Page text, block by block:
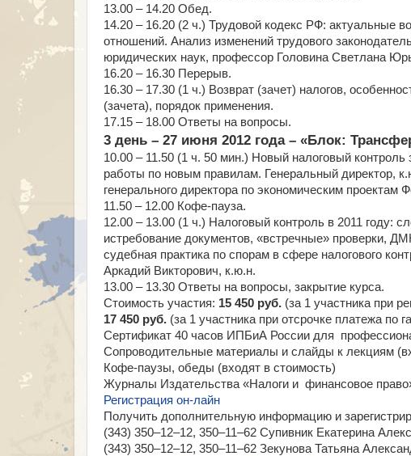
13.00 – 14.20 Обед.
14.20 – 16.20 (2 ч.) Трудовой кодекс РФ: актуальные
отношений. Анализ изменений трудового
юридических наук, профессор Головина Светлана
16.20 – 16.30 Перерыв.
16.30 – 17.30 (1 ч.) Возврат (зачет) налогов,
(зачета), порядок применения.
17.15 – 18.00 Ответы на вопросы.
3 день – 27 июня 2012 года – «Блок:
10.00 – 11.50 (1 ч. 50 мин.) Новый налоговый
работы по новым правилам. Генеральный директор,
генерального директора по экономическим проектам
11.50 – 12.00 Кофе-пауза.
12.00 – 13.00 (1 ч.) Налоговый контроль в 2011
истребование документов, «встречные» проверки,
судебная практика по спорам в сфере налогового
Аркадий Викторович, к.ю.н.
13.00 – 13.30 Ответы на вопросы, закрытие курса.
Стоимость участия: 15 450 руб. (за 1 участника при
17 450 руб. (за 1 участника при отсрочке платежа по
Сертификат 40 часов ИПБиА России для
Сопроводительные материалы и слайды к лекциям
Кофе-паузы, обеды (входят в стоимость)
Журналы Издательства «Налоги и финансовое
Регистрация он-лайн
Получить дополнительную информацию и
(343) 350–12–12, 350–11–62 Супивник Екатерина
(343) 350–12–12, 350–11–62 Зекунова Татьяна